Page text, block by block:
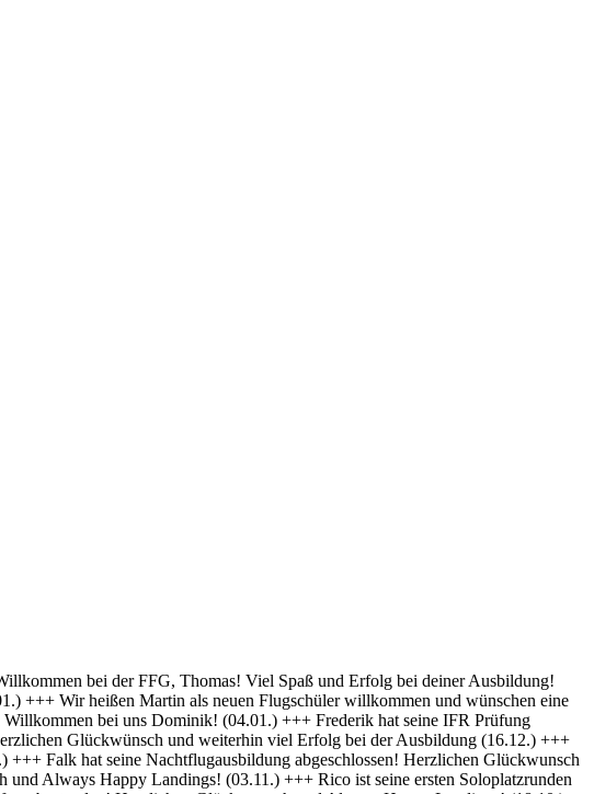
Happy Landings. (06.02.) +++ Alexander hat die Theoretische Prüfung bestanden! Herzlichen Glückwunsch und viel Erfolg bei der Praxis. (21.01.) +++ Seit heute haben wir 5 neue BZF Besitzer. Glückwunsch Clemens E, Clemens H, Richard, Robert und Stefan. Super gemacht, weiter so. (19.01.) +++ André startet seine PPL(a) Ausbildung zum 1.1. - viel Erfolg dabei. (17.12.) +++ Die FFG begrüßt herzlich Axel als neues Vollmitglied. (16.12. ) +++ Und wieder einer ohne Lehrer unterwegs- Gratulation Daniel ! (26.10.) +++ Norman hat heute seine Praktische Prüfung bestanden. Herzlichen Glückwunsch und Always Happy Landings (28.10) +++ Glückwunsch Karsten! Die Schülerakte wurde soeben geschlossen :-) Always happy Landings (12.9.) +++ Hendrik ist heute seine ersten Solo-Platzrunden geflogen. Herzlichen Glückwünsch und always happy landings (3.9.) +++ Wir begrüßen Richard als neues Mitglied der FFG und wünschen eine erfolgreiche Ausbildung! (1.9.) +++ Norman hat die Theoretische Prüfung bestanden. Herzlichen Glückwunsch (31.8.) +++ Vincent hat seinen ersten Alleinflug absolviert! Herzlichen Glückwunsch und weiterhin Happy Landings! (26.08.) +++ Wir heißen Clemens E. und Clemens H. als neue Flugschüler willkommen und wünschen eine erfolgreiche Ausbildung! (26.08.) +++ Herzlichen Glückwünsch zum ersten Solo, Luis und always happy landings! (22.08.) +++ Die FFG hat ein neues Vereinsmitglied und einen weiteren Flugschüler. Herzlich Willkommen, Stefan ! (7.8.) +++ Vom „Fußgänger“ zum Luftfahrzeugführer! Lieber Carsten, herzlichen Glückwunsch zur bestandenen PPL-Prüfung! (19.7.) +++ Simon hat seine Praktische Prüfung bestanden! (12.07.) Herzlichen Glückwunsch und Always Happy Landings +++ Wir begrüßen Stefan S. als neues Mitglied der FFG! - Herzlichen Glückwunsch & Always Happy Landings! (06.07.) +++ (Falscheintrag ?? hr) Die FFG hat ein neues Vereinsmitglied und die Flugschule einen neuen Schüler: Herzlich Willkommen, Robert, und viel Spaß und Erfolg bei deiner Ausbildung. (2.7.) +++ Patrik hat heute sein erstes Solo geflogen - Herzlichen Glückwunsch & Always Happy Landings! (30.6.) +++ Herzlichen Glückwunsch Thiago zur erfolgreichen Prüfung (15.06.) & Always Happy Landings +++ Herzlichen Glückwunsch zu bestandenen PPL(A) Prüfung, Fabian - always happy landings ! (19.5.) +++ Stefan hat die Prüfung für die Instrumentenflugberechtigung bestanden! Gratulation und weiterhin Happy Landings! . (04.05.) +++ Herzlich Willkommen bei der FFG, Eike, und viel Spaß und Erfolg bei deiner Ausbildung. (22.04.) +++ Wir heißen Daniel H. als neuen Flugschüler willkommen und wünschen eine erfolgreiche Ausbildung! (01.04.) +++ Gratulation auch an Daniel P., der heute (31.03.) seinen ersten Alleinflug absolviert hat! Herzlichen Glückwunsch und weiterhin Happy Landings! +++ Norman hat am 15.03. seinen ersten Alleinflug absolviert! Herzlichen Glückwunsch und weiterhin Happy Landings! +++ Daniel hat heute (9.3.) seine Theoretische Prüfung bestanden! Herzlichen Glückwunsch und viel Spaß bei den nächsten Ausbildungsschritten +++ Marek hat heute (1.3.) seine Praktische Prüfung bestanden -Herzlichen Glückwunsch und Always Happy Landings +++ Herzlich Willkommen, Luis. Viel Spaß und Erfolg bei deiner Ausbildung. +++ Herzlich Willkommen, Maximilian. Viel Spaß und Erfolg bei deiner Ausbildung. +++ Simon hat heute (9.2.) seine Theoretische Prüfung bestanden - Herzlichen Glückwunsch +++ Paul hat heute (22. Nov) seine PPL-Prüfung bestanden! Herzlichen Glückwunsch und Always Happy Landings! +++ Willkommen bei der FFG, Vincent. Viel Spaß und Erfolg bei deiner Ausbildung! +++ Willkommen bei der FFG, Doris. Viel Spaß und Erfolg bei deiner Ausbildung! +++ Holger hat seine PPL-Prüfung bestanden! Gratulation und weiterhin Happy Landings! +++ Micha hat seine PPL